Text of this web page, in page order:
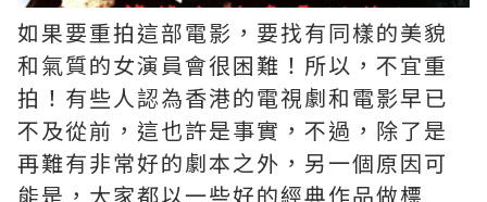
如果要重拍這部電影，要找有同樣的美貌
和氣質的女演員會很困難！所以，不宜重
拍！有些人認為香港的電視劇和電影早已
不及從前，這也許是事實，不過，除了是
再難有非常好的劇本之外，另一個原因可
能是，大家都以一些好的經典作品做標